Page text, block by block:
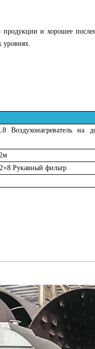
продукции и хорошее
уровнях.
Воздухонагреватель на
Рукавный фильтр